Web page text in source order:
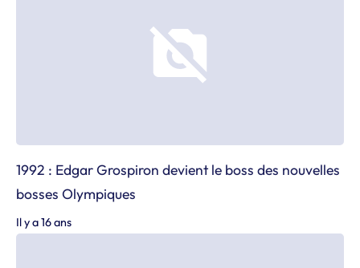
1992 : Edgar Grospiron devient le boss des nouvelles
bosses Olympiques
Il y a 16 ans